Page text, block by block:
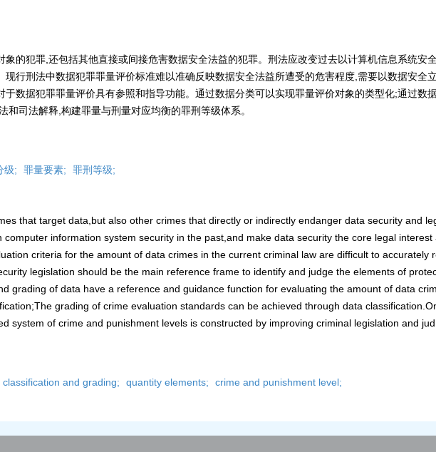
象的犯罪,还包括其他直接或间接危害数据安全法益的犯罪。刑法应改变过去以计算机信息系统安
现行刑法中数据犯罪罪量评价标准难以准确反映数据安全法益所遭受的危害程度,需要以数据安全
于数据犯罪罪量评价具有参照和指导功能。通过数据分类可以实现罪量评价对象的类型化;通过数
和司法解释,构建罪量与刑量对应均衡的罪刑等级体系。
级; 罪量要素; 罪刑等级;
that target data,but also other crimes that directly or indirectly endanger data security and
information system security in the past,and make data security the core legal
criteria for the amount of data crimes in the current criminal law are difficult to
legislation should be the main reference frame to identify and judge the elements of
grading of data have a reference and guidance function for evaluating the amount of data
grading of crime evaluation standards can be achieved through data
system of crime and punishment levels is constructed by improving criminal legislation and
classification and grading; quantity elements; crime and punishment level;